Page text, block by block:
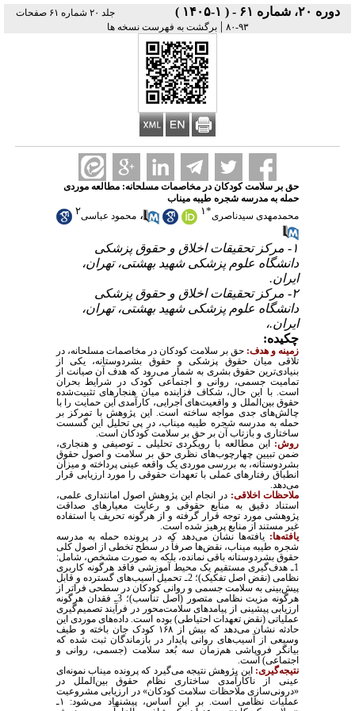
دوره ۲۰، شماره ۶۱ - ( ۱-۱۴۰۵ )
جلد ۲۰ شماره ۶۱ صفحات
۹۳-۸۰
| برگشت به فهرست نسخه ها
حق بر سلامت کودکان در مخاصمات مسلحانه: مطالعه موردی
حمله به مدرسه شجره طیبه میناب
محمدمهدی سیدناصری*۱ ، محمود عباسی۲
۱- مرکز تحقیقات اخلاق و حقوق پزشکی
دانشگاه علوم پزشکی شهید بهشتی، تهران،
ایران.
۲- مرکز تحقیقات اخلاق و حقوق پزشکی
دانشگاه علوم پزشکی شهید بهشتی، تهران،
ایران.،
چکیده:
زمینه و هدف: حق بر سلامت کودکان در مخاصمات مسلحانه، در
تلاقی میان حقوق پزشکی و حقوق بشردوستانه، یکی از
بنیادی‌ترین حقوق بشری به ‌شمار می‌رود که هدف آن صیانت از
تمامیت جسمی، روانی و اجتماعی کودک در شرایط بحران
است. با این حال، شکاف فزاینده میان هنجارهای تثبیت‌شده
حقوق بین‌الملل و واقعیت‌های اجرایی، کارآمدی این حمایت را با
چالش‌های جدی مواجه ساخته است. این پژوهش با تمرکز بر
حمله به مدرسه شجره طیبه میناب، در پی تحلیل این گسست
ساختاری و بازتاب آن بر حق بر سلامت کودکان است.
روش: این مطالعه با رویکردی تحلیلی ـ توصیفی و هنجاری،
ضمن تبیین چهارچوب‌های نظری حق بر سلامت و اصول حقوق
بشردوستانه، به بررسی موردی یک واقعه عینی پرداخته و میزان
انطباق رفتارهای عملی با تعهدات حقوقی را مورد ارزیابی قرار
می‌دهد.
ملاحظات اخلاقی: در انجام این پژوهش اصول امانتداری علمی،
استناد دقیق به منابع حقوقی و رعایت معیارهای صداقت
پژوهشی مورد توجه قرار گرفته و از هرگونه تحریف یا استفاده
غیر مستند از منابع پرهیز شده است.
یافته‌ها: یافته‌ها نشان می‌دهد که در پرونده حمله به مدرسه
شجره طیبه میناب، نقض‌ها صرفاً در سطح تخطی از اصول کلی
حقوق بشردوستانه باقی نمانده، بلکه به‌ صورت مشخص، شامل:
1ـ
هدف‌گیری مستقیم یک محیط آموزشی فاقد هرگونه کاربری
نظامی (نقض اصل تفکیک)؛ 2ـ
تحمیل آسیب‌های گسترده و قابل
پیش‌بینی به سلامت جسمی و روانی کودکان در سطحی فراتر از
هرگونه مزیت نظامی متصور (اصل تناسب)؛ 3ـ
فقدان هرگونه
ارزیابی پیشینی از پیامدهای سلامت‌محور در فرآیند تصمیم‌گیری
عملیاتی (نقض تعهدات احتیاطی) بوده است. داده‌های موردی این
حادثه نشان می‌دهد که بیش از ۱۶۸ کودک جان باخته و طیف
وسیعی از آسیب‌های روانی پایدار در بازماندگان ثبت شده که
بیانگر فروپاشی هم‌زمان سه بُعد سلامت (جسمی، روانی و
اجتماعی) است.
نتیجه‌گیری: این پژوهش نتیجه می‌گیرد که پرونده میناب نمونه‌ای
عینی از ناکارآمدی ساختاری نظام حقوق بین‌الملل در
«درونی‌سازی ملاحظات سلامت کودکان» در ارزیابی مشروعیت
عملیات نظامی است. بر این اساس، پیشنهاد می‌شود: